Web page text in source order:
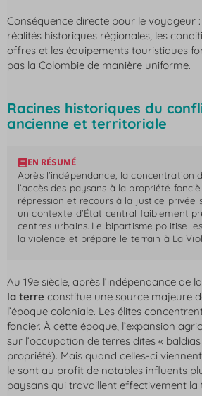
Conséquence directe pour le voyageur
réalités historiques régionales, les
offres et les équipements touristiques
pas la Colombie de manière uniforme.
Racines historiques du
ancienne et territoriale
EN RÉSUMÉ
Après l’indépendance, la concentration
l’accès des paysans à la propriété
répression et recours à la justice privée
un contexte d’État central faiblement
centres urbains. Le bipartisme politise
la violence et prépare le terrain à La
Au 19e siècle, après l’indépendance de
la terre constitue une source majeure
l’époque coloniale. Les élites
foncier. À cette époque, l’expansion
sur l’occupation de terres dites «
propriété). Mais quand celles-ci
le sont au profit de notables influents
paysans qui travaillent effectivement la